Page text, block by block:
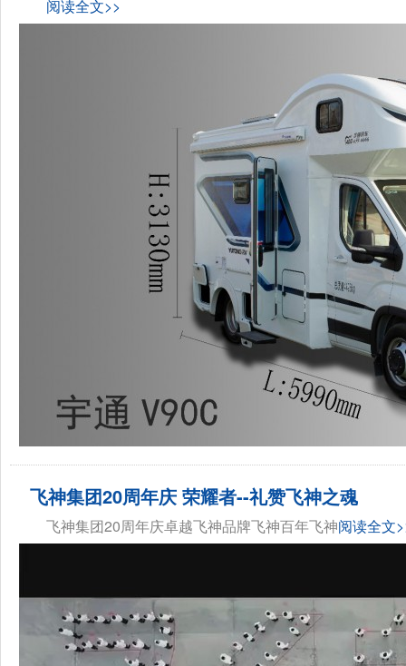
阅读全文>>
飞神集团20周年庆 荣耀者--礼赞飞神之魂
飞神集团20周年庆卓越飞神品牌飞神百年飞神阅读全文